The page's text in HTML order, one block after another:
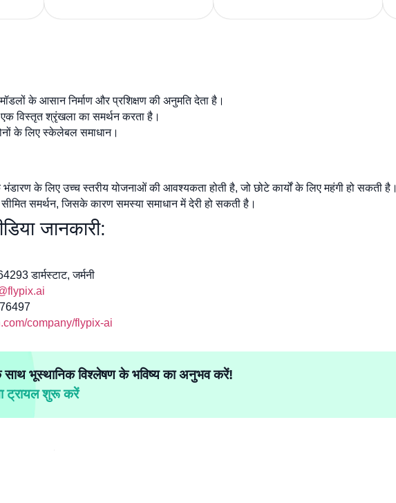
के आसान निर्माण और प्रशिक्षण की अनुमति देता है।
विस्तृत श्रृंखला का समर्थन करता है।
के लिए स्केलेबल समाधान।
के लिए उच्च स्तरीय योजनाओं की आवश्यकता होती है, जो छोटे कार्यों के लिए महंगी हो सकती है।
समर्थन, जिसके कारण समस्या समाधान में देरी हो सकती है।
जानकारी:
डार्मस्टाट, जर्मनी
company/flypix-ai
साथ भूस्थानिक विश्लेषण के भविष्य का अनुभव करें!
ट्रायल शुरू करें